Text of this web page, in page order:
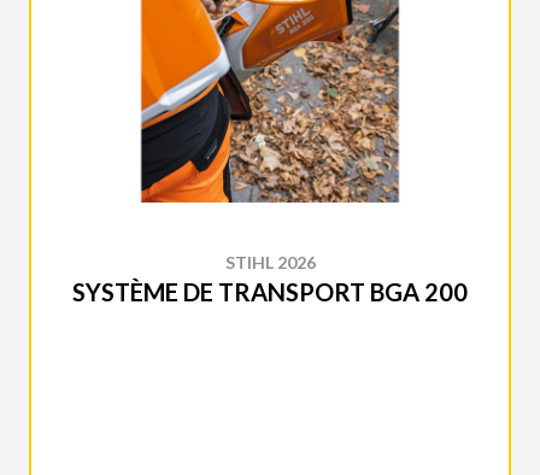
STIHL 2026
SYSTÈME DE TRANSPORT BGA 200